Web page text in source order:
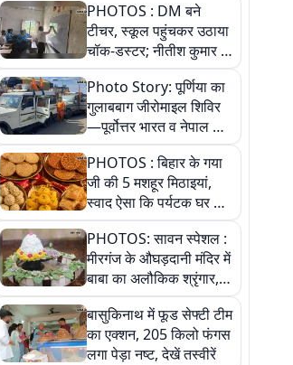
PHOTOS : DM बने
टीचर, स्कूल पहुंचकर उठाया
चॉक-डस्टर; नीतीश कुमार के
इस चहेते अधिकारी को
जानिए
Photo Story: पूर्णिया का
गुलाबबाग जीरोमाइल शिविर
—पूर्वोत्तर भारत व नेपाल के
कांवरियों का प्रमुख सेवा धाम
PHOTOS : बिहार के गया
जी की 5 मशहूर मिठाइयां,
स्वाद ऐसा कि पर्यटक घर ले
जाना नहीं भूलते, तस्वीरों में
देखें
PHOTOS: सावन स्पेशल :
मीरगंज के औघड़दानी मंदिर में
बाबा का अलौकिक श्रृंगार,
तस्वीरों में देखें महादेव के कई
मनमोहक स्वरूप
बासुकिनाथ में फूड सेफ्टी टीम
का एक्शन, 205 किलो फंगस
लगा पेड़ा नष्ट, देखें तस्वीरें